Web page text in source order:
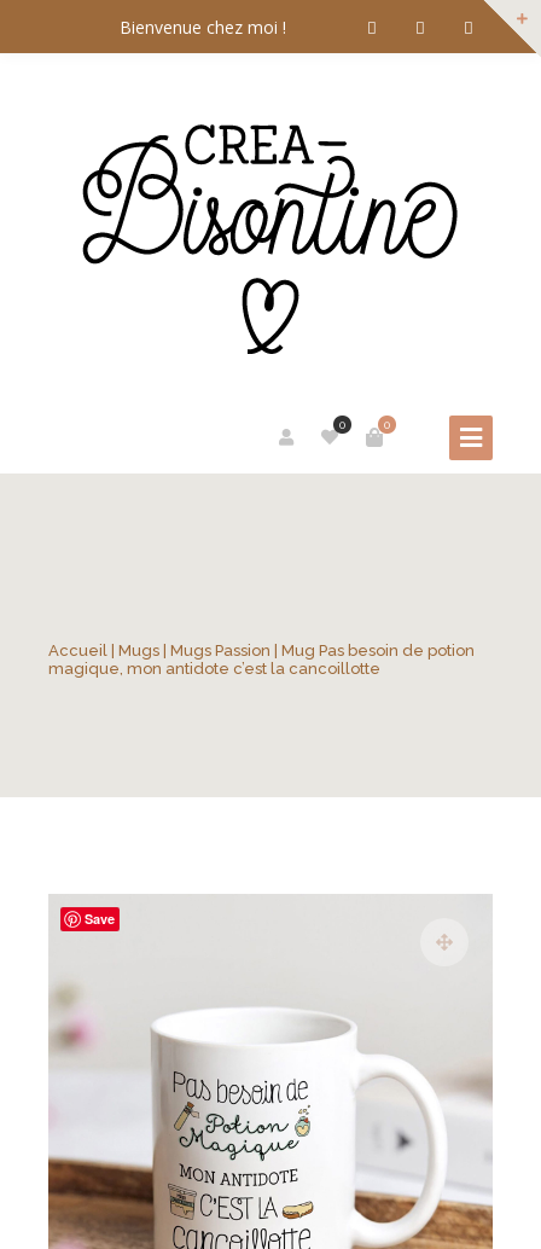
Bienvenue chez moi !
0
0
Accueil Mugs Mugs Passion | Mug Pas besoin de potion
magique, mon antidote c’est la cancoillotte
Save